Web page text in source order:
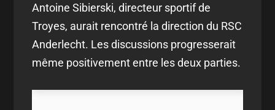
Antoine Sibierski, directeur sportif de
Troyes, aurait rencontré la direction du RSC
Anderlecht. Les discussions progresserait
même positivement entre les deux parties.